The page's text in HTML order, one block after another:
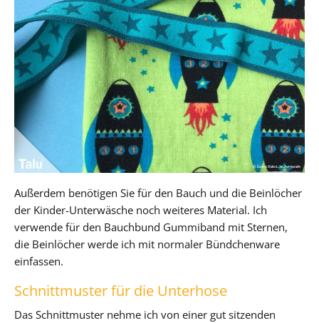
Außerdem benötigen Sie für den Bauch und die Beinlöcher
der Kinder-Unterwäsche noch weiteres Material. Ich
verwende für den Bauchbund Gummiband mit Sternen,
die Beinlöcher werde ich mit normaler Bündchenware
einfassen.
Schnittmuster für die Unterhose
Das Schnittmuster nehme ich von einer gut sitzenden